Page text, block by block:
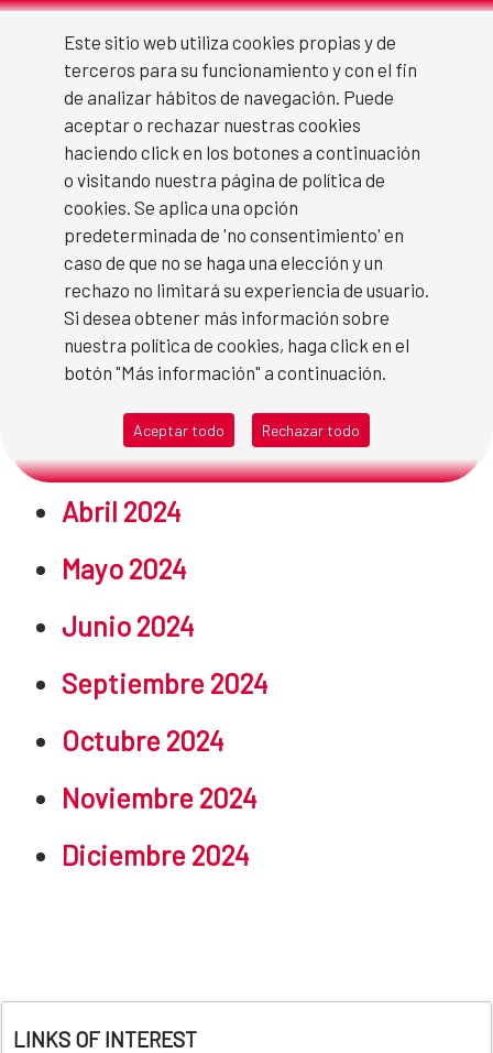
Skip to Main Content
Boletines2024
Este sitio web utiliza cookies propias y de
terceros para su funcionamiento y con el fin
de analizar hábitos de navegación. Puede
aceptar o rechazar nuestras cookies
haciendo click en los botones a continuación
o visitando nuestra página de política de
cookies. Se aplica una opción
predeterminada de 'no consentimiento' en
caso de que no se haga una elección y un
rechazo no limitará su experiencia de usuario.
Si desea obtener más información sobre
nuestra política de cookies, haga click en el
botón "Más información" a continuación.
Aceptar todo Rechazar todo
Boletines 2024
Enero 2024
Febrero 2024
Especial marzo 2024
Día del Libro 2024
Abril 2024
Mayo 2024
Junio 2024
Septiembre 2024
Octubre 2024
Noviembre 2024
Diciembre 2024
LINKS OF INTEREST